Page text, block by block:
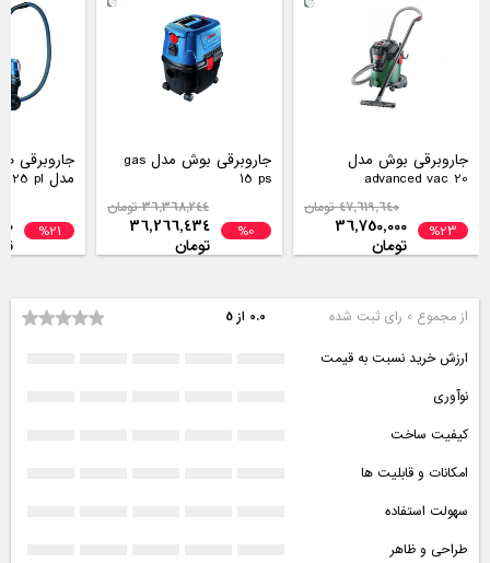
جاروبرقی بوش مدل
advanced vac 20
%23
47,619,640 تومان
36,750,000
تومان
جاروبرقی بوش مدل gas
15 ps
%0
36,368,244 تومان
36,266,434
تومان
جاروبرقی
مدل gas 12-25 pl
%21
از مجموع 0 رای ثبت شده 0.0 از 5
ارزش خرید نسبت به قیمت
نوآوری
کیفیت ساخت
امکانات و قابلیت ها
سهولت استفاده
طراحی و ظاهر